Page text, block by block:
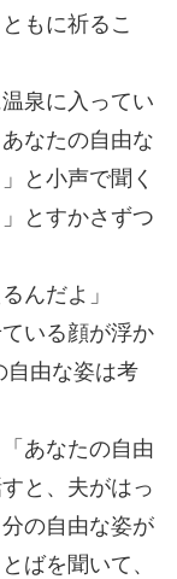
もに祈るこ
泉に入ってい
なたの自由な
と小声で聞く
とすかさずつ
んだよ」
いる顔が浮か
自由な姿は考
あなたの自由
と、夫がはっ
の自由な姿が
ばを聞いて、